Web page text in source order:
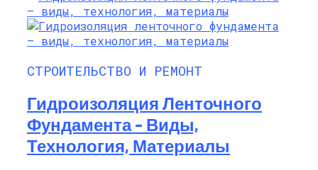
СТРОИТЕЛЬСТВО И РЕМОНТ
Гидроизоляция Ленточного
Фундамента – Виды,
Технология, Материалы